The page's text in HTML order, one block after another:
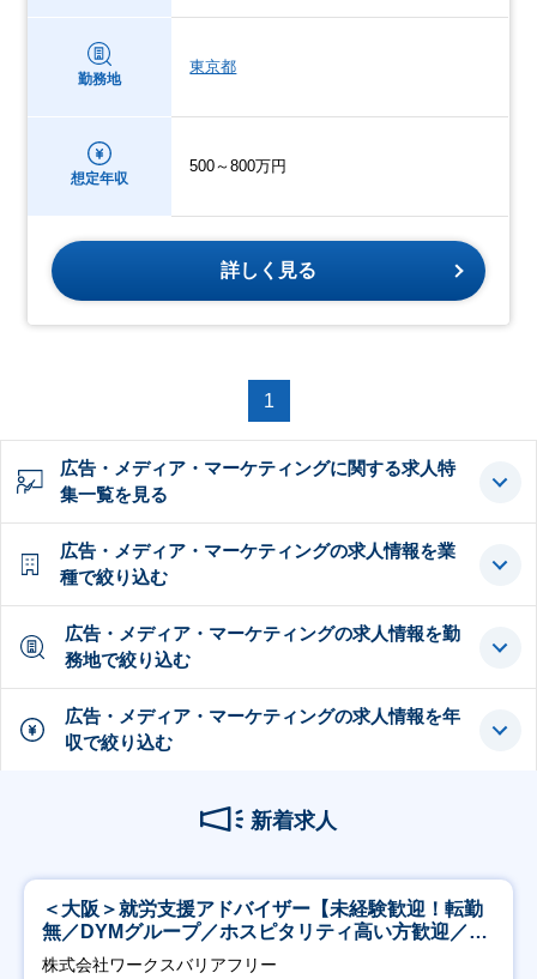
勤務地
東京都
想定年収
500～800万円
詳しく見る
1
広告・メディア・マーケティングに関する求人特
集一覧を見る
広告・メディア・マーケティングの求人情報を業
種で絞り込む
広告・メディア・マーケティングの求人情報を勤
務地で絞り込む
広告・メディア・マーケティングの求人情報を年
収で絞り込む
新着求人
＜大阪＞就労支援アドバイザー【未経験歓迎！転勤
無／DYMグループ／ホスピタリティ高い方歓迎／土
日祝】
株式会社ワークスバリアフリー